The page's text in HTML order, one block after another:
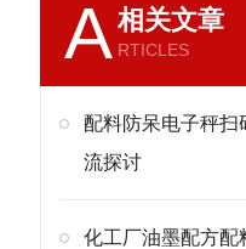
A相关文章
RTICLES
配料防呆电子秤扫
流探讨
化工厂油墨配方配